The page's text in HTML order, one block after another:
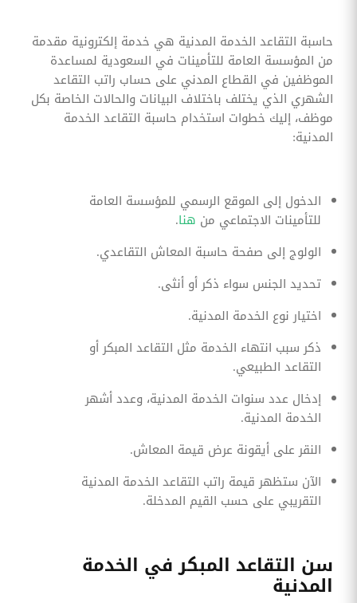
حاسبة التقاعد الخدمة المدنية هي خدمة إلكترونية مقدمة
من المؤسسة العامة للتأمينات في السعودية لمساعدة
الموظفين في القطاع المدني على حساب راتب التقاعد
الشهري الذي يختلف باختلاف البيانات والحالات الخاصة بكل
موظف، إليك خطوات استخدام حاسبة التقاعد الخدمة
المدنية:
الدخول إلى الموقع الرسمي للمؤسسة العامة
للتأمينات الاجتماعي من هنا.
الولوج إلى صفحة حاسبة المعاش التقاعدي.
تحديد الجنس سواء ذكر أو أنثى.
اختيار نوع الخدمة المدنية.
ذكر سبب انتهاء الخدمة مثل التقاعد المبكر أو
التقاعد الطبيعي.
إدخال عدد سنوات الخدمة المدنية، وعدد أشهر
الخدمة المدنية.
النقر على أيقونة عرض قيمة المعاش.
الآن ستظهر قيمة راتب التقاعد الخدمة المدنية
التقريبي على حسب القيم المدخلة.
سن التقاعد المبكر في الخدمة
المدنية